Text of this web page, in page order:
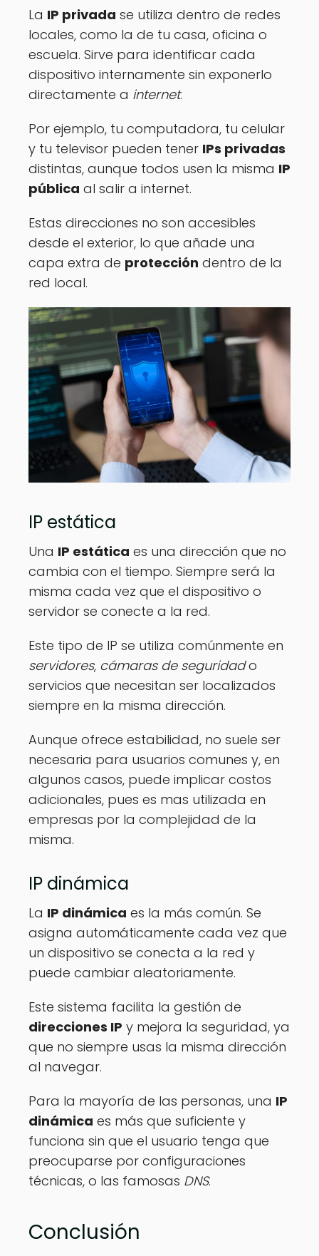
La IP privada se utiliza dentro de redes
locales, como la de tu casa, oficina o
escuela. Sirve para identificar cada
dispositivo internamente sin exponerlo
directamente a internet.
Por ejemplo, tu computadora, tu celular
y tu televisor pueden tener IPs privadas
distintas, aunque todos usen la misma IP
pública al salir a internet.
Estas direcciones no son accesibles
desde el exterior, lo que añade una
capa extra de protección dentro de la
red local.
IP estática
Una IP estática es una dirección que no
cambia con el tiempo. Siempre será la
misma cada vez que el dispositivo o
servidor se conecte a la red.
Este tipo de IP se utiliza comúnmente en
servidores, cámaras de seguridado
servicios que necesitan ser localizados
siempre en la misma dirección.
Aunque ofrece estabilidad, no suele ser
necesaria para usuarios comunes y, en
algunos casos, puede implicar costos
adicionales, pues es mas utilizada en
empresas por la complejidad de la
misma.
IP dinámica
La IP dinámica es la más común. Se
asigna automáticamente cada vez que
un dispositivo se conecta a la red y
puede cambiar aleatoriamente.
Este sistema facilita la gestión de
direcciones IP y mejora la seguridad, ya
que no siempre usas la misma dirección
al navegar.
Para la mayoría de las personas, una IP
dinámica es más que suficiente y
funciona sin que el usuario tenga que
preocuparse por configuraciones
técnicas, o las famosas DNS.
Conclusión